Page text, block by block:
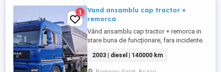
1
Vand ansamblu cap tractor +
remorca
Vând ansamblu cap tractor + remorca in
stare buna de funcționare, fara incidente.
2003 | diesel | 140000 km